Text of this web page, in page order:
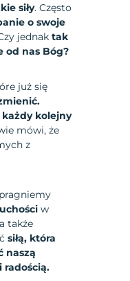
siły. Często
o swoje
jednaktak
od nas Bóg?
już się
każdy kolejny
mówi, że
z
w
a także
siłą, która
naszą
radością.